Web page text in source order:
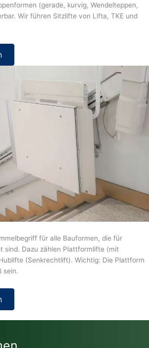
(gerade, kurvig, Wendelteppen,
Wir führen Sitzlifte von Lifta, TKE und
für alle Bauformen, die für
sind. Dazu zählen Plattformlifte (mit
(Senkrechtlift). Wichtig: Die Plattform
sein.